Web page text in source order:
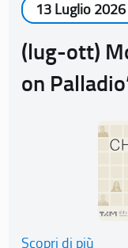
13 Luglio 2026
(lug-ott)
on
Scopri di più